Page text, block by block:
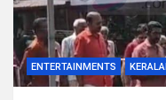
ENTERTAINMENTS